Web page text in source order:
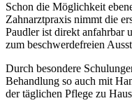
Schon die Möglichkeit
Zahnarztpraxis nimmt die
Paudler ist direkt anfahrbar
zum beschwerdefreien
Durch besondere
Behandlung so auch mit
der täglichen Pflege zu